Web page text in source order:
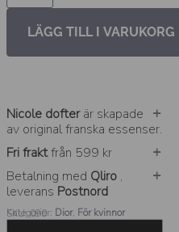
LÄGG TILL I VARUKORG
Nicole dofterär skapade
av original franska essenser.
Fri fraktfrån 599 kr
Betalning med Qliro ,
leverans Postnord
SKU: 090
Kategorier: Dior, För kvinnor